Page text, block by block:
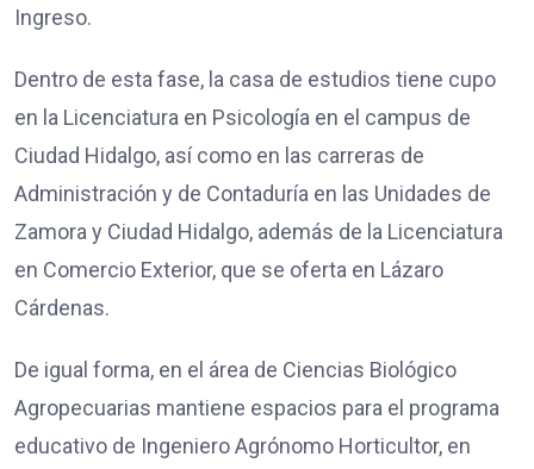
Ingreso.
Dentro de esta fase, la casa de estudios tiene cupo
en la Licenciatura en Psicología en el campus de
Ciudad Hidalgo, así como en las carreras de
Administración y de Contaduría en las Unidades de
Zamora y Ciudad Hidalgo, además de la Licenciatura
en Comercio Exterior, que se oferta en Lázaro
Cárdenas.
De igual forma, en el área de Ciencias Biológico
Agropecuarias mantiene espacios para el programa
educativo de Ingeniero Agrónomo Horticultor, en